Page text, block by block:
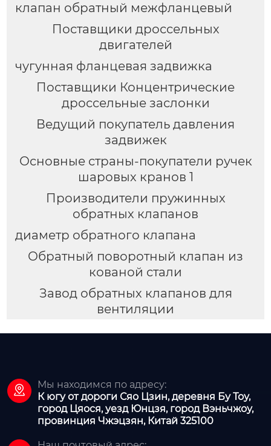
клапан обратный межфланцевый
Поставщики дроссельных
двигателей
чугунная фланцевая задвижка
Поставщики Концентрические
дроссельные заслонки
Ведущий покупатель давления
задвижек
Основные страны-покупатели ручек
шаровых кранов 1
Производители пружинных
обратных клапанов
диаметр обратного клапана
Обратный поворотный клапан из
кованой стали
Завод обратных клапанов для
вентиляции

Мы находимся по адресу:
К югу от дороги Сяо Цзин, деревня Бу Тоу,
город Цяося, уезд Юнцзя, город Вэньчжоу,
провинция Чжэцзян, Китай 325100